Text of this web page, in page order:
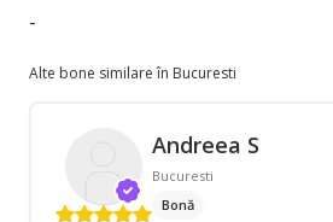
-
Alte bone similare în Bucuresti
Andreea S
Bucuresti
Bonă